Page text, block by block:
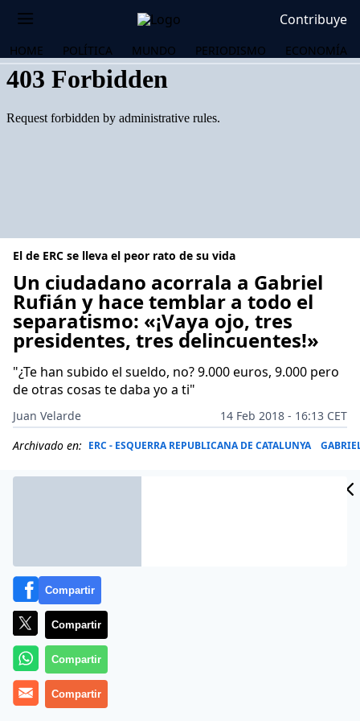
Contribuye
HOME POLÍTICA MUNDO PERIODISMO ECONOMÍA
El de ERC se lleva el peor rato de su vida
Un ciudadano acorrala a Gabriel
Rufián y hace temblar a todo el
separatismo: «¡Vaya ojo, tres
presidentes, tres delincuentes!»
"¿Te han subido el sueldo, no? 9.000 euros, 9.000 pero
de otras cosas te daba yo a ti"
Juan Velarde
14 Feb 2018 - 16:13 CET
Archivado en: ERC - ESQUERRA REPUBLICANA DE CATALUNYA
Ha sido un momentazo el vivido en los exteriores del
Compartir
Compartir
Compartir
Compartir